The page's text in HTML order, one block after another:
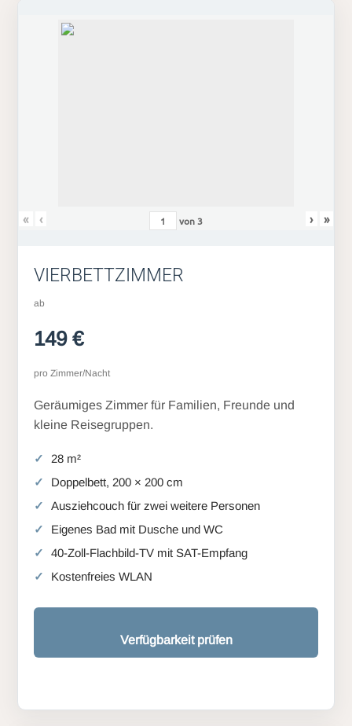
« ‹ von3 › »
VIERBETTZIMMER
ab
149 €
pro Zimmer/Nacht
Geräumiges Zimmer für Familien, Freunde und
kleine Reisegruppen.
28 m²
Doppelbett, 200 × 200 cm
Ausziehcouch für zwei weitere Personen
Eigenes Bad mit Dusche und WC
40-Zoll-Flachbild-TV mit SAT-Empfang
Kostenfreies WLAN
Verfügbarkeit prüfen